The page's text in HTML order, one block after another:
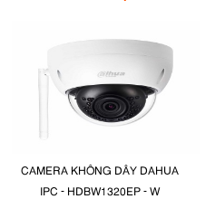
CAMERA KHÔNG DÂY DAHUA
IPC - HDBW1320EP - W